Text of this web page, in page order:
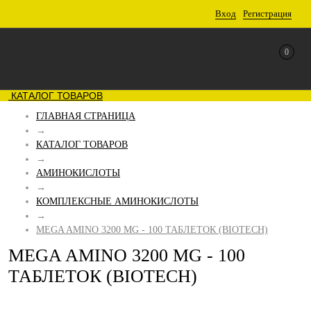
Вход Регистрация
0
КАТАЛОГ ТОВАРОВ
ГЛАВНАЯ СТРАНИЦА
→
КАТАЛОГ ТОВАРОВ
→
АМИНОКИСЛОТЫ
→
КОМПЛЕКСНЫЕ АМИНОКИСЛОТЫ
→
MEGA AMINO 3200 MG - 100 ТАБЛЕТОК (BIOTECH)
MEGA AMINO 3200 MG - 100
ТАБЛЕТОК (BIOTECH)